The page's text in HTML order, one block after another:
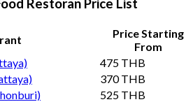
Restoran Price List
Price Starting
From
475 THB
370 THB
525 THB